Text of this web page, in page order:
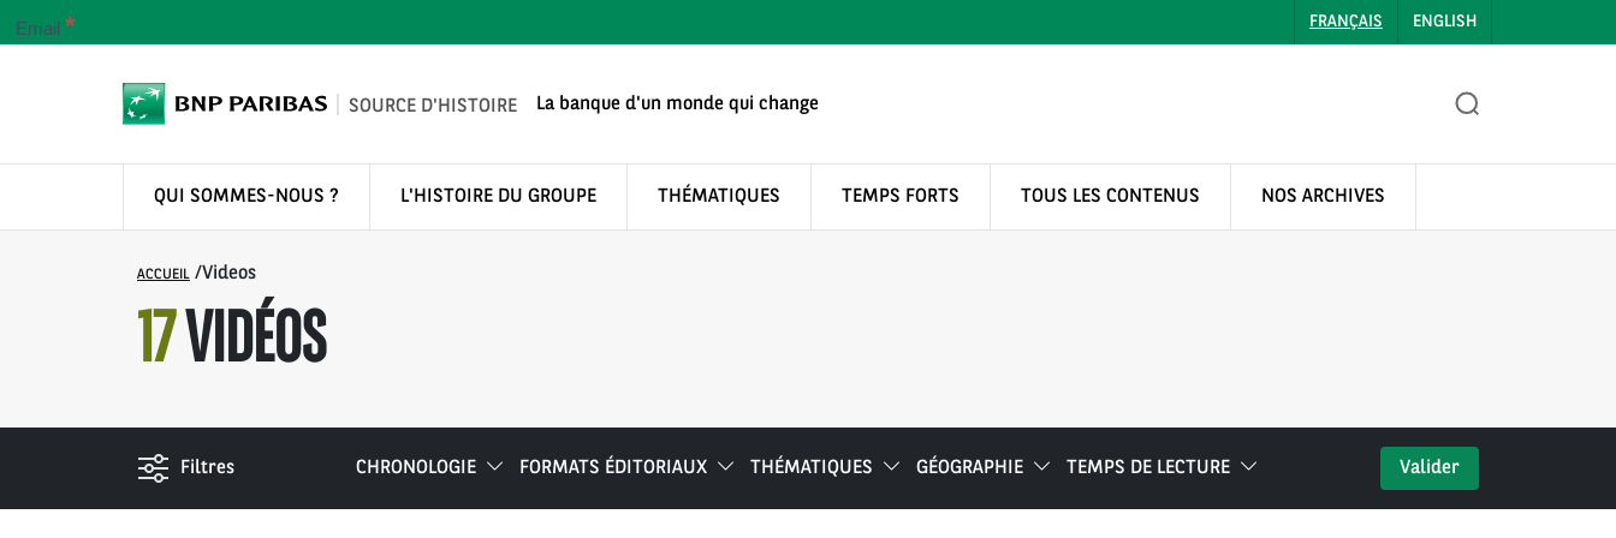
FRANÇAIS ENGLISH
SOURCE D'HISTOIRE La banque d'un monde qui change
QUI SOMMES-NOUS ? L'HISTOIRE DU GROUPE THÉMATIQUES TEMPS FORTS TOUS LES CONTENUS NOS ARCHIVES
ACCUEIL /Videos
17VIDÉOS
Filtres CHRONOLOGIE FORMATS ÉDITORIAUX THÉMATIQUES GÉOGRAPHIE TEMPS DE LECTURE Valider
Email *